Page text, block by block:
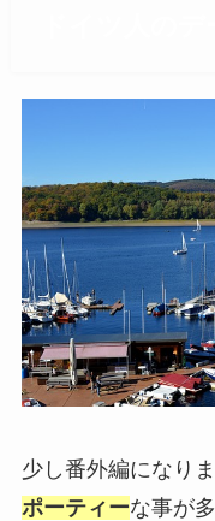
少し番外編になり
ポーティーな事が